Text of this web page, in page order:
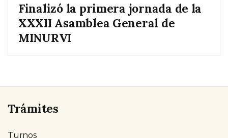
Finalizó la primera jornada de la
XXXII Asamblea General de
MINURVI
Trámites
Turnos